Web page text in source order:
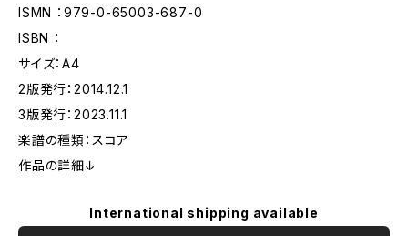
ISMN ：979-0-65003-687-0
ISBN ：
サイズ：A4
2版発行：2014.12.1
3版発行：2023.11.1
楽譜の種類：スコア
作品の詳細↓
International shipping available